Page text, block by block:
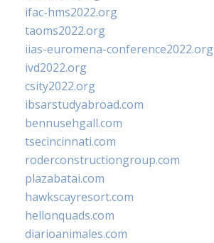
ifac-hms2022.org
taoms2022.org
iias-euromena-conference2022.org
ivd2022.org
csity2022.org
ibsarstudyabroad.com
bennusehgall.com
tsecincinnati.com
roderconstructiongroup.com
plazabatai.com
hawkscayresort.com
hellonquads.com
diarioanimales.com